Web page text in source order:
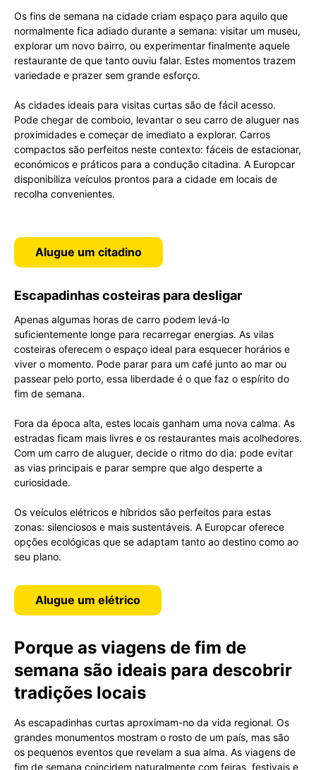
Os fins de semana na cidade criam espaço para aquilo que
normalmente fica adiado durante a semana: visitar um museu,
explorar um novo bairro, ou experimentar finalmente aquele
restaurante de que tanto ouviu falar. Estes momentos trazem
variedade e prazer sem grande esforço.
As cidades ideais para visitas curtas são de fácil acesso.
Pode chegar de comboio, levantar o seu carro de aluguer nas
proximidades e começar de imediato a explorar. Carros
compactos são perfeitos neste contexto: fáceis de estacionar,
económicos e práticos para a condução citadina. A Europcar
disponibiliza veículos prontos para a cidade em locais de
recolha convenientes.
Alugue um citadino
Escapadinhas costeiras para desligar
Apenas algumas horas de carro podem levá-lo
suficientemente longe para recarregar energias. As vilas
costeiras oferecem o espaço ideal para esquecer horários e
viver o momento. Pode parar para um café junto ao mar ou
passear pelo porto, essa liberdade é o que faz o espírito do
fim de semana.
Fora da época alta, estes locais ganham uma nova calma. As
estradas ficam mais livres e os restaurantes mais acolhedores.
Com um carro de aluguer, decide o ritmo do dia: pode evitar
as vias principais e parar sempre que algo desperte a
curiosidade.
Os veículos elétricos e híbridos são perfeitos para estas
zonas: silenciosos e mais sustentáveis. A Europcar oferece
opções ecológicas que se adaptam tanto ao destino como ao
seu plano.
Alugue um elétrico
Porque as viagens de fim de
semana são ideais para descobrir
tradições locais
As escapadinhas curtas aproximam-no da vida regional. Os
grandes monumentos mostram o rosto de um país, mas são
os pequenos eventos que revelam a sua alma. As viagens de
fim de semana coincidem naturalmente com feiras, festivais e